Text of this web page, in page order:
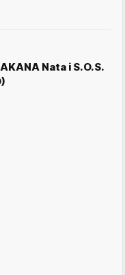
Nata i S.O.S.